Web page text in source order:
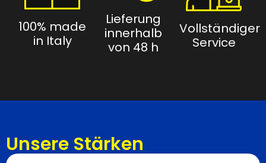
100% made
in Italy
Lieferung
innerhalb
von 48 h
Vollständiger
Service
Unsere Stärken